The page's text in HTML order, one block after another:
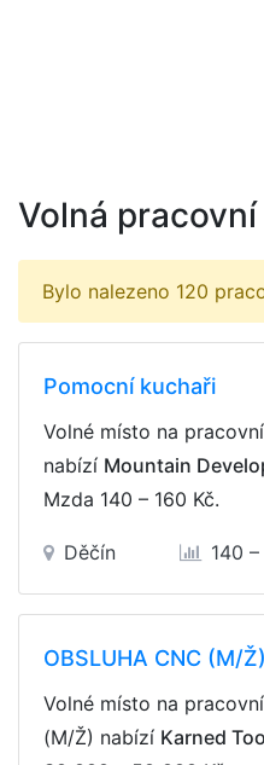
Volná
Bylo nalezeno 120
Pomocní kuchaři
Volné místo na
nabízí Mountain
Mzda 140 – 160 Kč.
Děčín 140
OBSLUHA CNC (M/Ž)
Volné místo na
(M/Ž) nabízí Karned